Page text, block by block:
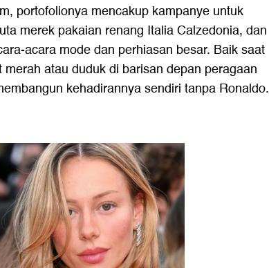
portofolionya mencakup kampanye untuk
merek pakaian renang Italia Calzedonia, dan
acara mode dan perhiasan besar. Baik saat
atau duduk di barisan depan peragaan
kehadirannya sendiri tanpa Ronaldo.